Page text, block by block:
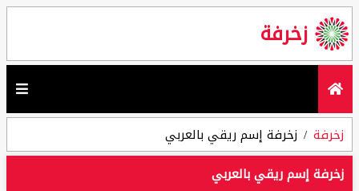
زخرفة
زخرفة
زخرفة إسم ريقي بالعربي
زخرفة إسم ريقي بالعربي